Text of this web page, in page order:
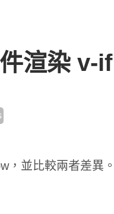
渲染 v-
，並比較兩者差異。